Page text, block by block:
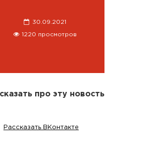
30.09.2021
1220 просмотров
про эту новость
Рассказать ВКонтакте